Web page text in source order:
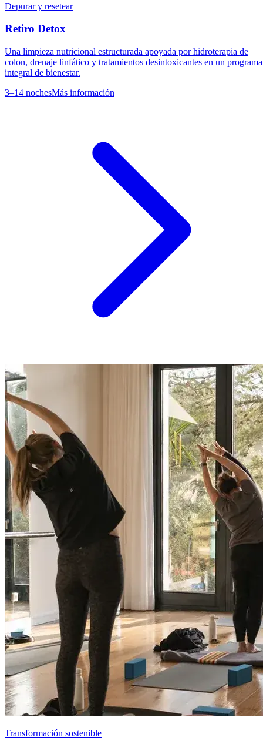
Depurar y resetear
Retiro Detox
Una limpieza nutricional estructurada apoyada por hidroterapia de
colon, drenaje linfático y tratamientos desintoxicantes en un programa
integral de bienestar.
3–14 nochesMás información
Transformación sostenible